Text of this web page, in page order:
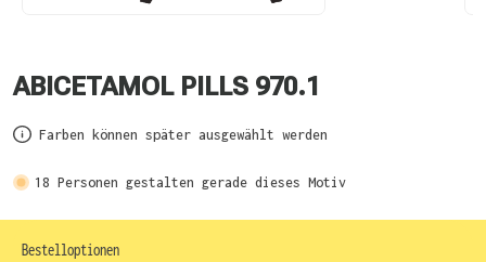
ABICETAMOL PILLS 970.1
Farben können später ausgewählt werden
18 Personen gestalten gerade dieses Motiv
Bestelloptionen